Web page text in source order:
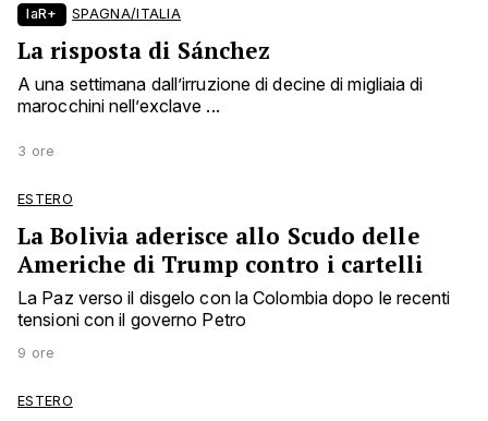
laR+ SPAGNA/ITALIA
La risposta di Sánchez
A una settimana dall’irruzione di decine di migliaia di
marocchini nell’exclave ...
3 ore
ESTERO
La Bolivia aderisce allo Scudo delle
Americhe di Trump contro i cartelli
La Paz verso il disgelo con la Colombia dopo le recenti
tensioni con il governo Petro
9 ore
ESTERO